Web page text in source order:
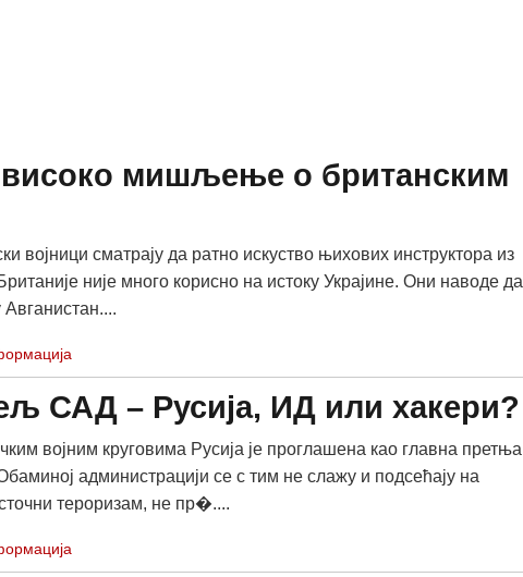
високо мишљење о британским
војници сматрају да ратно искуство њихових инструктора из
није много корисно на истоку Украјине. Они наводе
Авганистан....
САД – Русија, ИД или хакери?
војним круговима Русија је проглашена као главна претња
администрацији се с тим не слажу и подсећају на
тероризам, не пр�....